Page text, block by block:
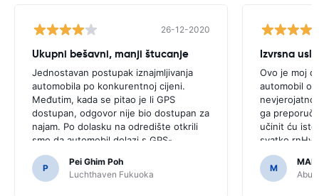
26-12-2020
Ukupni bešavni, manji štucanje
Jednostavan postupak iznajmljivanja
automobila po konkurentnoj cijeni.
Međutim, kada se pitao je li GPS
dostupan, odgovor nije bio dostupan za
najam. Po dolasku na odredište otkrili
smo da automobil dolazi s GPS-
om.rnrnBilo bi strašno da smo odlučili
kupiti GPS jer je bilo potrebno za
kretanje japanskim cestama.
P
Pei Ghim Poh
Luchthaven Fukuoka
Izvrsna
Ovo je moj
automobil
ga
učinit ću isto
M
Abu